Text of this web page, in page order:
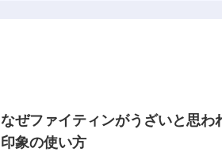
なぜファイティンがうざいと思わ
印象の使い方